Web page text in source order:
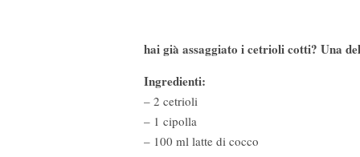
hai già assaggiato i cetrioli cotti? Una
Ingredienti:
– 2 cetrioli
– 1 cipolla
– 100 ml latte di cocco